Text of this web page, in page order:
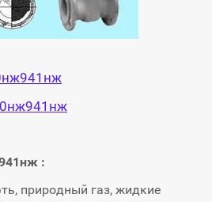
:
природный газ, жидкие